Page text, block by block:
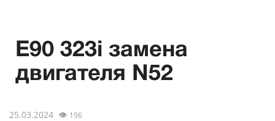
E90 323i замена
двигателя N52
25.03.2024 👁 196